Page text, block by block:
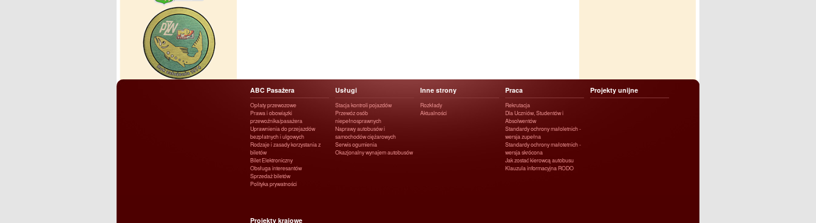
ABC Pasażera
Opłaty przewozowe
Prawa i obowiązki
przewoźnika/pasażera
Uprawnienia do przejazdów
bezpłatnych i ulgowych
Rodzaje i zasady korzystania z
biletów
Bilet Elektroniczny
Obsługa interesantów
Sprzedaż biletów
Polityka prywatności
Usługi
Stacja kontroli pojazdów
Przewóz osób
niepełnosprawnych
Naprawy autobusów i
samochodów ciężarowych
Serwis ogumienia
Okazjonalny wynajem autobusów
Inne strony
Rozkłady
Aktualności
Praca
Rekrutacja
Dla Uczniów, Studentów i
Absolwentów
Standardy ochrony małoletnich -
wersja zupełna
Standardy ochrony małotetnich -
wersja skrócona
Jak zostać kierowcą autobusu
Klauzula informacyjna RODO
Projekty unijne
Projekty krajowe